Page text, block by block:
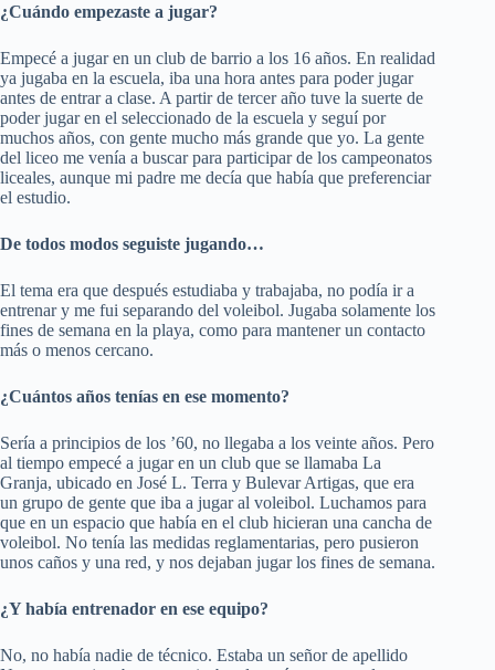
¿Cuándo empezaste a jugar?
Empecé a jugar en un club de barrio a los 16 años. En realidad
ya jugaba en la escuela, iba una hora antes para poder jugar
antes de entrar a clase. A partir de tercer año tuve la suerte de
poder jugar en el seleccionado de la escuela y seguí por
muchos años, con gente mucho más grande que yo. La gente
del liceo me venía a buscar para participar de los campeonatos
liceales, aunque mi padre me decía que había que preferenciar
el estudio.
De todos modos seguiste jugando…
El tema era que después estudiaba y trabajaba, no podía ir a
entrenar y me fui separando del voleibol. Jugaba solamente los
fines de semana en la playa, como para mantener un contacto
más o menos cercano.
¿Cuántos años tenías en ese momento?
Sería a principios de los ’60, no llegaba a los veinte años. Pero
al tiempo empecé a jugar en un club que se llamaba La
Granja, ubicado en José L. Terra y Bulevar Artigas, que era
un grupo de gente que iba a jugar al voleibol. Luchamos para
que en un espacio que había en el club hicieran una cancha de
voleibol. No tenía las medidas reglamentarias, pero pusieron
unos caños y una red, y nos dejaban jugar los fines de semana.
¿Y había entrenador en ese equipo?
No, no había nadie de técnico. Estaba un señor de apellido